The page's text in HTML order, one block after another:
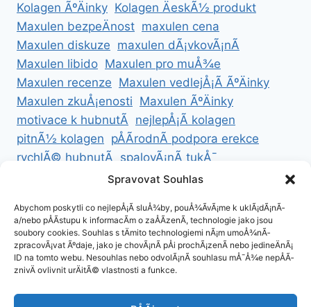
Kolagen ÃºÄinky Kolagen ÄeskÃ½ produkt
Maxulen bezpeÄnost maxulen cena
Maxulen diskuze maxulen dÃ¡vkovÃ¡nÃ­
Maxulen libido Maxulen pro muÅ¾e
Maxulen recenze Maxulen vedlejÅ¡Ã­ ÃºÄinky
Maxulen zkuÅ¡enosti Maxulen ÃºÄinky
motivace k hubnutÃ­ nejlepÅ¡Ã­ kolagen
pitnÃ½ kolagen pÅÃ­rodnÃ­ podpora erekce
rychlÃ© hubnutÃ­ spalovÃ¡nÃ­ tukÅ¯
ZdravÃ© hubnutÃ­ ZdravÃ© recepty na hubnutÃ­
ZÃ¡sady cookies (EU)
Spravovat Souhlas
Abychom poskytli co nejlepÅ¡Ã­ sluÅ¾by, pouÅ¾Ã­vÃ¡me k uklÃ¡dÃ¡nÃ­
a/nebo pÅÃ­stupu k informacÃ­m o zaÅÃ­zenÃ­, technologie jako jsou
soubory cookies. Souhlas s tÄmito technologiemi nÃ¡m umoÅ¾nÃ­
zpracovÃ¡vat Ãºdaje, jako je chovÃ¡nÃ­ pÅi prochÃ¡zenÃ­ nebo jedineÄnÃ¡
ID na tomto webu. Nesouhlas nebo odvolÃ¡nÃ­ souhlasu mÅ¯Å¾e nepÅÃ­
znivÄ ovlivnit urÄitÃ© vlastnosti a funkce.